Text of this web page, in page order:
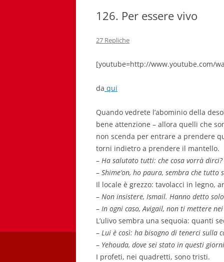
126. Per essere vivo
27 Repliche
[youtube=http://www.youtube.com/
da qui
Quando vedrete l’abominio della
bene attenzione – allora quelli che
non scenda per entrare a prendere
torni indietro a prendere il mantello.
– Ha salutato tutti: che cosa vorrà dirci?
– Shime’on, ho paura, sembra che tutto
Il locale è grezzo: tavolacci in legno,
– Non insistere, Ismail. Hanno detto
– In ogni caso, Avigail, non ti mettere
L’ulivo sembra una sequoia: quanti
– Lui è così: ha bisogno di tenerci sulla
– Yehouda, dove sei stato in questi
I profeti, nei quadretti, sono tristi.